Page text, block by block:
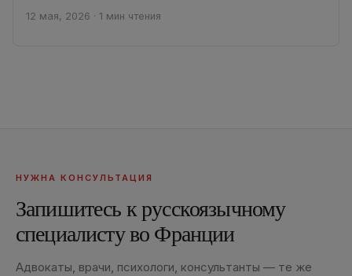
снизить налоги и избежать...
12 мая, 2026 · 1 мин чтения
НУЖНА КОНСУЛЬТАЦИЯ
Запишитесь к русскоязычному
специалисту во Франции
Адвокаты, врачи, психологи, консультанты — те же